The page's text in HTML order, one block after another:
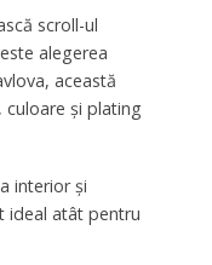
scroll-ul
alegerea
, această
și plating
interior și
ideal atât pentru